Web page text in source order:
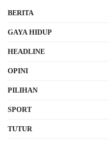
BERITA
GAYA HIDUP
HEADLINE
OPINI
PILIHAN
SPORT
TUTUR